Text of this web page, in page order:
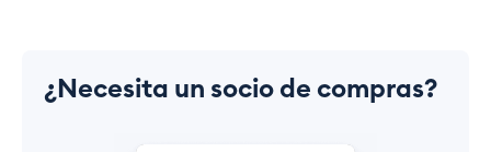
¿Necesita un socio de compras?